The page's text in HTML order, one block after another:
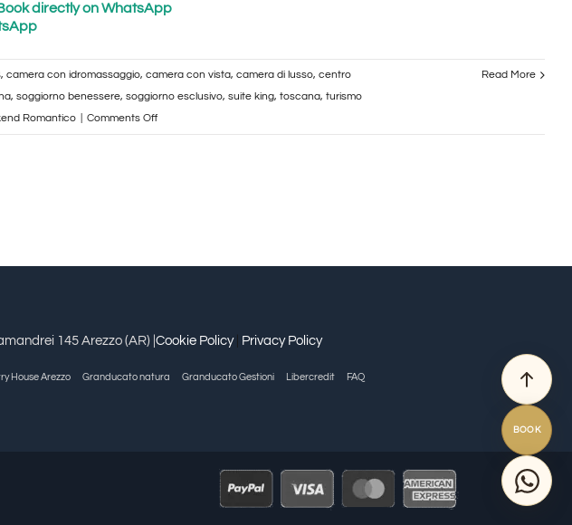
directly on WhatsApp
, camera con idromassaggio, camera con vista, camera di lusso, centro
, soggiorno benessere, soggiorno esclusivo, suite king, toscana, turismo
Romantico Comments Offon
Italia
|
Collection
Read More
145 Arezzo (AR) | Cookie Policy| Privacy Policy
House Arezzo Granducato natura Granducato Gestioni Libercredit FAQ
BOOK